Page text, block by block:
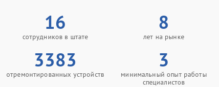
16
сотрудников в штате
8
лет на рынке
3383
отремонтированных устройств
3
минимальный опыт работы
специалистов